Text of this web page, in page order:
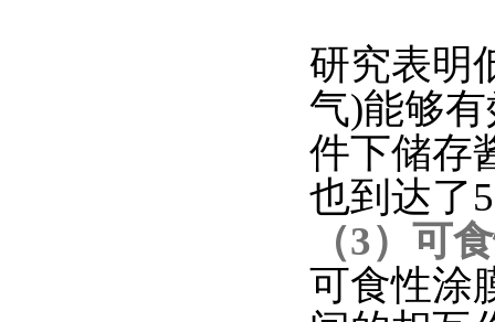
研究表明
气)能够
件下储存
也到达了
（3）可
可食性涂